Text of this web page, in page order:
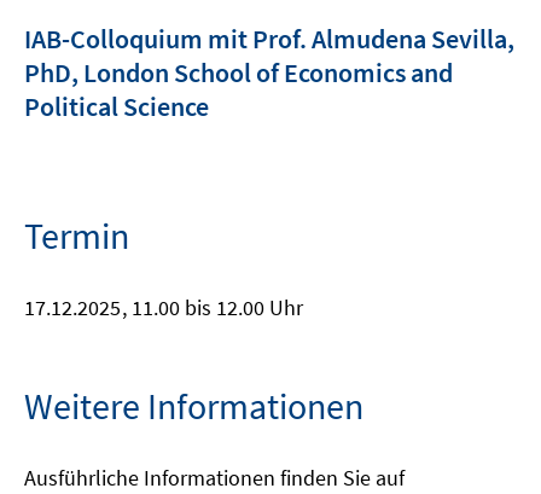
IAB-Colloquium mit Prof. Almudena Sevilla,
PhD, London School of Economics and
Political Science
Termin
17.12.2025, 11.00 bis 12.00 Uhr
Weitere Informationen
Ausführliche Informationen finden Sie auf